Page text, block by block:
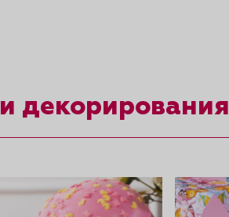
декорирования